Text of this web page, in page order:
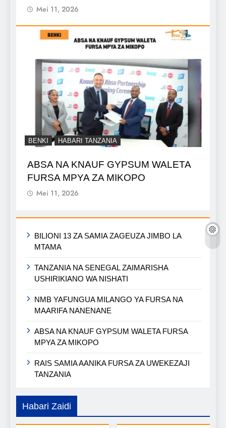
Mei 11, 2026
BENKI HABARI TANZANIA
ABSA NA KNAUF GYPSUM WALETA
FURSA MPYA ZA MIKOPO
Mei 11, 2026
BILIONI 13 ZA SAMIA ZAGEUZA JIMBO LA
MTAMA
TANZANIA NA SENEGAL ZAIMARISHA
USHIRIKIANO WA NISHATI
NMB YAFUNGUA MILANGO YA FURSA NA
MAARIFA NANENANE
ABSA NA KNAUF GYPSUM WALETA FURSA
MPYA ZA MIKOPO
RAIS SAMIA AANIKA FURSA ZA UWEKEZAJI
TANZANIA
Habari Zaidi